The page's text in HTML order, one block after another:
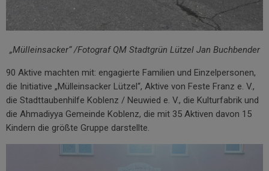
„Mülleinsacker“ /Fotograf QM Stadtgrün Lützel Jan Buchbender
90 Aktive machten mit: engagierte Familien und Einzelpersonen,
die Initiative „Mülleinsacker Lützel“, Aktive von Feste Franz e. V.,
die Stadttaubenhilfe Koblenz / Neuwied e. V., die Kulturfabrik und
die Ahmadiyya Gemeinde Koblenz, die mit 35 Aktiven davon 15
Kindern die größte Gruppe darstellte.